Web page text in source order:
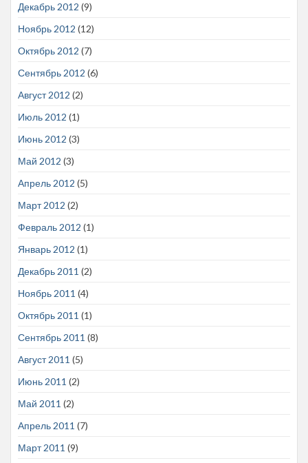
Декабрь 2012 (9)
Ноябрь 2012 (12)
Октябрь 2012 (7)
Сентябрь 2012 (6)
Август 2012 (2)
Июль 2012 (1)
Июнь 2012 (3)
Май 2012 (3)
Апрель 2012 (5)
Март 2012 (2)
Февраль 2012 (1)
Январь 2012 (1)
Декабрь 2011 (2)
Ноябрь 2011 (4)
Октябрь 2011 (1)
Сентябрь 2011 (8)
Август 2011 (5)
Июнь 2011 (2)
Май 2011 (2)
Апрель 2011 (7)
Март 2011 (9)